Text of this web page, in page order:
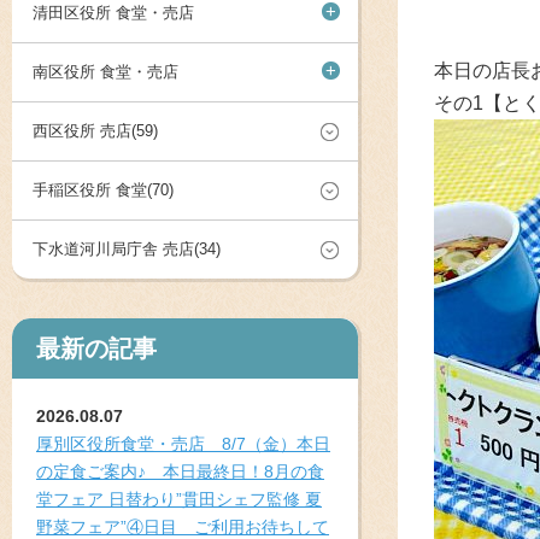
清田区役所 食堂・売店 +
南区役所 食堂・売店 +
西区役所 売店(59)
手稲区役所 食堂(70)
下水道河川局庁舎 売店(34)
最新の記事
2026.08.07
厚別区役所食堂・売店 8/7（金）本日
の定食ご案内♪ 本日最終日！8月の食
堂フェア 日替わり”貫田シェフ監修 夏
野菜フェア”④日目 ご利用お待ちして
本日の店長
その1【と